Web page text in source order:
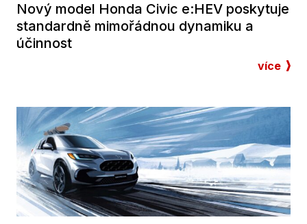
Nový model Honda Civic e:HEV poskytuje
standardně mimořádnou dynamiku a
účinnost
více